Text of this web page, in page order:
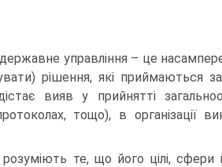
управління – це
рішення, які приймаються
вияв у прийнятті
тощо), в організації
розуміють те, що його цілі, сфери